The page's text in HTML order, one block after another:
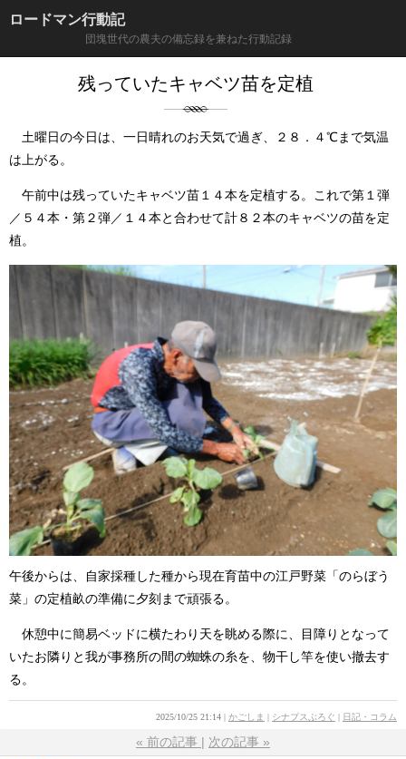
ロードマン行動記
団塊世代の農夫の備忘録を兼ねた行動記録
残っていたキャベツ苗を定植
土曜日の今日は、一日晴れのお天気で過ぎ、２８．４℃まで気温
は上がる。
午前中は残っていたキャベツ苗１４本を定植する。これで第１弾
／５４本・第２弾／１４本と合わせて計８２本のキャベツの苗を定
植。
午後からは、自家採種した種から現在育苗中の江戸野菜「のらぼう
菜」の定植畝の準備に夕刻まで頑張る。
休憩中に簡易ベッドに横たわり天を眺める際に、目障りとなって
いたお隣りと我が事務所の間の蜘蛛の糸を、物干し竿を使い撤去す
る。
2025/10/25 21:14 かごしま シナプスぶろぐ 日記・コラム
« 前の記事 次の記事 »